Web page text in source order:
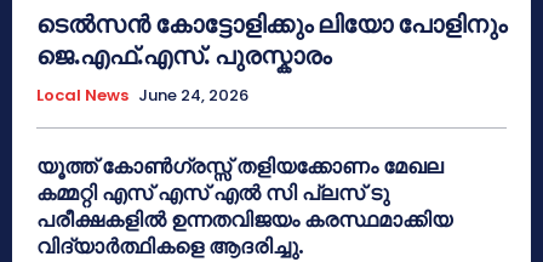
ടെൽസൻ കോട്ടോളിക്കും ലിയോ പോളിനും
ജെ.എഫ്.എസ്. പുരസ്കാരം
Local News June 24, 2026
യൂത്ത് കോൺഗ്രസ്സ് തളിയക്കോണം മേഖല
കമ്മറ്റി എസ് എസ് എൽ സി പ്ലസ് ടു
പരീക്ഷകളിൽ ഉന്നതവിജയം കരസ്ഥമാക്കിയ
വിദ്യാർത്ഥികളെ ആദരിച്ചു.